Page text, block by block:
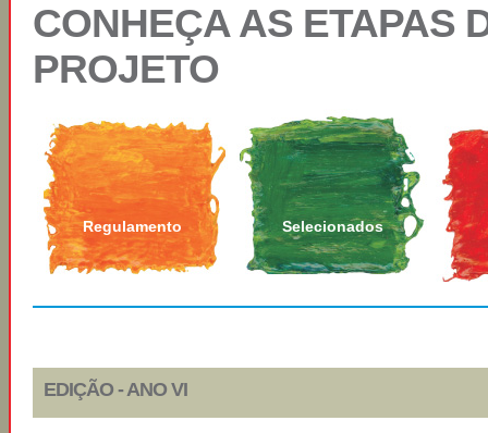
CONHEÇA AS ETAPAS
PROJETO
Regulamento Selecionados
EDIÇÃO - ANO VI